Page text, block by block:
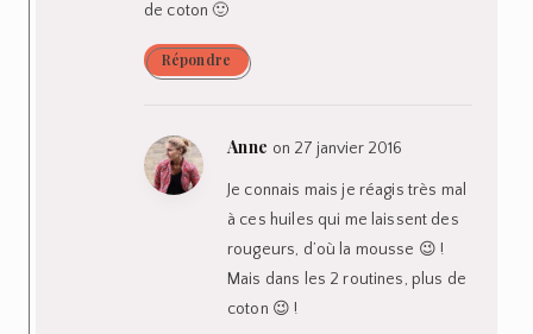
de coton 🙂
Répondre
Anne on 27 janvier 2016
Je connais mais je réagis très mal
à ces huiles qui me laissent des
rougeurs, d’où la mousse 😉 !
Mais dans les 2 routines, plus de
coton 😉 !